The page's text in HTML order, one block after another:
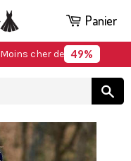
Moins cher de 49%
Panier